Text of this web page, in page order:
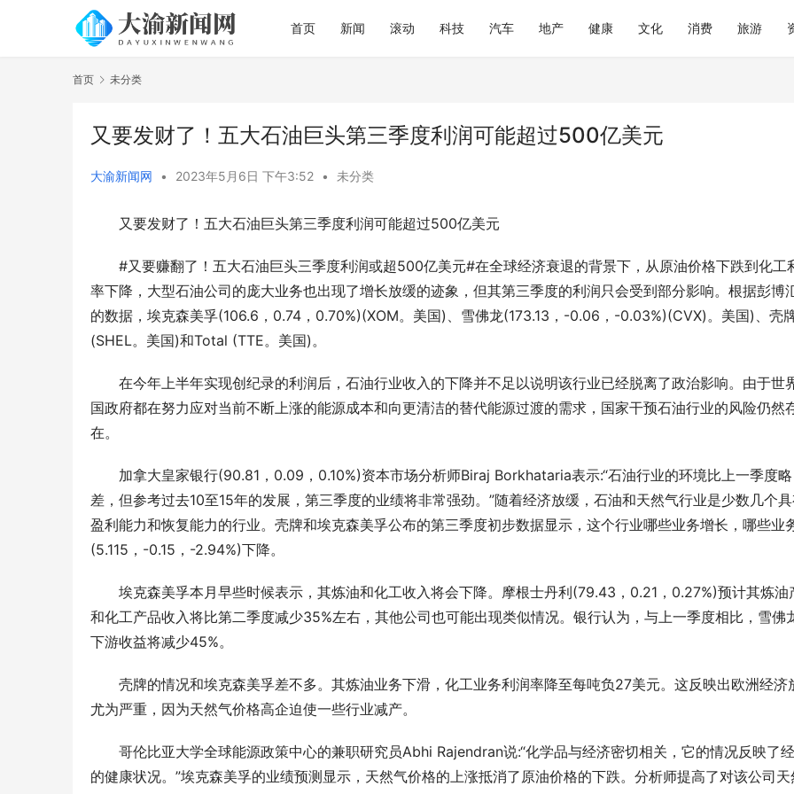
首页 新闻 滚动 科技 汽车 地产 健康 文化 消费 旅游
首页 未分类
又要发财了！五大石油巨头第三季度利润可能超过500亿美元
大渝新闻网 • 2023年5月6日 下午3:52 • 未分类
又要发财了！五大石油巨头第三季度利润可能超过500亿美元
#又要赚翻了！五大石油巨头三季度利润或超500亿美元#在全球经济衰退的背景下，从原油价格下跌到化工
率下降，大型石油公司的庞大业务也出现了增长放缓的迹象，但其第三季度的利润只会受到部分影响。根据彭博
的数据，埃克森美孚(106.6，0.74，0.70%)(XOM。美国)、雪佛龙(173.13，-0.06，-0.03%)(CVX)。美国)、壳
(SHEL。美国)和Total (TTE。美国)。
在今年上半年实现创纪录的利润后，石油行业收入的下降并不足以说明该行业已经脱离了政治影响。由于世
国政府都在努力应对当前不断上涨的能源成本和向更清洁的替代能源过渡的需求，国家干预石油行业的风险仍然
在。
加拿大皇家银行(90.81，0.09，0.10%)资本市场分析师Biraj Borkhataria表示:“石油行业的环境比上一季度略
差，但参考过去10至15年的发展，第三季度的业绩将非常强劲。”随着经济放缓，石油和天然气行业是少数几个
盈利能力和恢复能力的行业。壳牌和埃克森美孚公布的第三季度初步数据显示，这个行业哪些业务增长，哪些业
(5.115，-0.15，-2.94%)下降。
埃克森美孚本月早些时候表示，其炼油和化工收入将会下降。摩根士丹利(79.43，0.21，0.27%)预计其炼油
和化工产品收入将比第二季度减少35%左右，其他公司也可能出现类似情况。银行认为，与上一季度相比，雪佛
下游收益将减少45%。
壳牌的情况和埃克森美孚差不多。其炼油业务下滑，化工业务利润率降至每吨负27美元。这反映出欧洲经济
尤为严重，因为天然气价格高企迫使一些行业减产。
哥伦比亚大学全球能源政策中心的兼职研究员Abhi Rajendran说:“化学品与经济密切相关，它的情况反映了
的健康状况。”埃克森美孚的业绩预测显示，天然气价格的上涨抵消了原油价格的下跌。分析师提高了对该公司天